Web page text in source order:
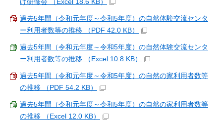
け研修会 （Excel 18.6 KB）
過去5年間（令和元年度～令和5年度）の自然体験交流センタ
ー利用者数等の推移 （PDF 42.0 KB）
過去5年間（令和元年度～令和5年度）の自然体験交流センタ
ー利用者数等の推移 （Excel 10.8 KB）
過去5年間（令和元年度～令和5年度）の自然の家利用者数等
の推移 （PDF 54.2 KB）
過去5年間（令和元年度～令和5年度）の自然の家利用者数等
の推移 （Excel 12.0 KB）